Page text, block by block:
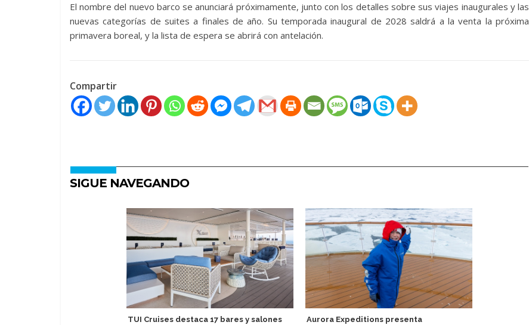
El nombre del nuevo barco se anunciará próximamente, junto con los detalles sobre sus viajes inaugurales y las
nuevas categorías de suites a finales de año. Su temporada inaugural de 2028 saldrá a la venta la próxima
primavera boreal, y la lista de espera se abrirá con antelación.
Compartir
SIGUE NAVEGANDO
TUI Cruises destaca 17 bares y salones
Aurora Expeditions presenta